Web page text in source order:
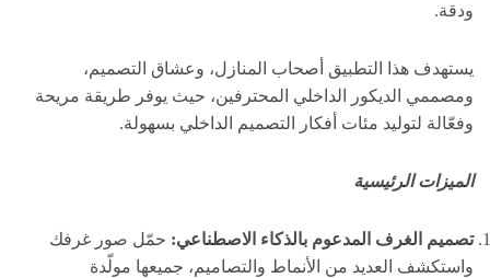
ودقة.
يستهدف هذا التطبيق أصحاب المنازل، وعشاق التصميم،
ومصممي الديكور الداخلي المحترفين، حيث يوفر طريقة مريحة
وفعّالة لتوليد مئات أفكار التصميم الداخلي بسهولة.
الميزات الرئيسية
تصميم الغرف المدعوم بالذكاء الاصطناعي: حمّل صور غرفك
واستكشف العديد من الأنماط والتصاميم، جميعها مولّدة